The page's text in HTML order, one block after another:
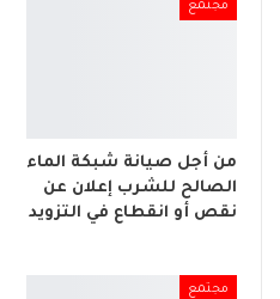
مجتمع
من أجل صيانة شبكة الماء
الصالح للشرب إعلان عن
نقص أو انقطاع في التزويد
مجتمع